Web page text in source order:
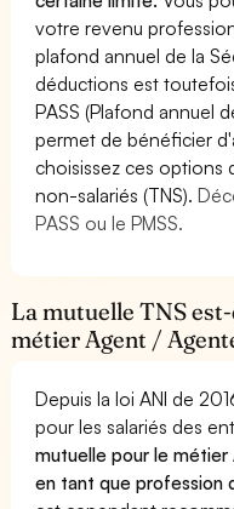
votre revenu
plafond annuel de la
déductions est
PASS (Plafond annuel
permet de bénéficier
choisissez ces options
non-salariés (TNS).
PASS ou le PMSS.
La mutuelle TNS
métier Agent /
Depuis la loi ANI de
pour les salariés des
mutuelle pour le
en tant que profession